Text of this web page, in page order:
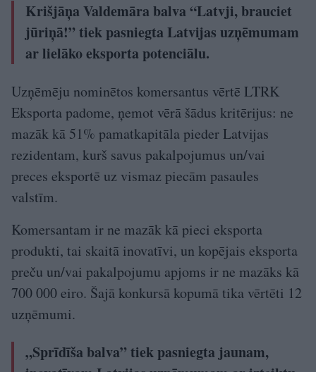
Krišjāņa Valdemāra balva “Latvji, brauciet
jūriņā!” tiek pasniegta Latvijas uzņēmumam
ar lielāko eksporta potenciālu.
Uzņēmēju nominētos komersantus vērtē LTRK
Eksporta padome, ņemot vērā šādus kritērijus: ne
mazāk kā 51% pamatkapitāla pieder Latvijas
rezidentam, kurš savus pakalpojumus un/vai
preces eksportē uz vismaz piecām pasaules
valstīm.
Komersantam ir ne mazāk kā pieci eksporta
produkti, tai skaitā inovatīvi, un kopējais eksporta
preču un/vai pakalpojumu apjoms ir ne mazāks kā
700 000 eiro. Šajā konkursā kopumā tika vērtēti 12
uzņēmumi.
„Sprīdīša balva” tiek pasniegta jaunam,